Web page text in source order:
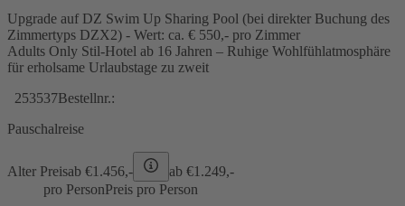
Upgrade auf DZ Swim Up Sharing Pool (bei direkter Buchung des
Zimmertyps DZX2) - Wert: ca. € 550,- pro Zimmer
Adults Only Stil-Hotel ab 16 Jahren – Ruhige Wohlfühlatmosphäre
für erholsame Urlaubstage zu zweit
253537Bestellnr.:
Pauschalreise
Alter Preisab €1.456,- ab €1.249,-
pro PersonPreis pro Person